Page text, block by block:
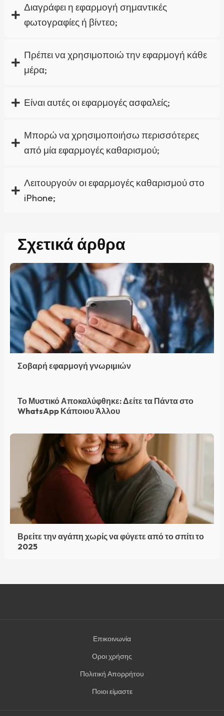
Διαγράφει η εφαρμογή σημαντικές
φωτογραφίες ή βίντεο;
Πρέπει να χρησιμοποιώ την εφαρμογή κάθε
μέρα;
Είναι αυτές οι εφαρμογές ασφαλείς;
Μπορώ να χρησιμοποιήσω περισσότερες
από μία εφαρμογές καθαρισμού;
Λειτουργούν οι εφαρμογές καθαρισμού στο
iPhone;
Σχετικά άρθρα
Σοβαρή εφαρμογή γνωριμιών
Το Μυστικό Αποκαλύφθηκε: Δείτε τα Πάντα στο
WhatsApp Κάποιου Άλλου
Βρείτε την αγάπη χωρίς να φύγετε από το σπίτι το
2025
Επικοινωνία
Οροι χρήσης
Πολιτική Απορρήτου
Ποιοι είμαστε